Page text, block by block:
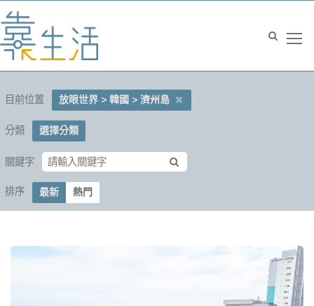
目前位置 放眼世界 > 韓國 > 濟州島
分類 選擇分類
關鍵字
排序 最新 熱門